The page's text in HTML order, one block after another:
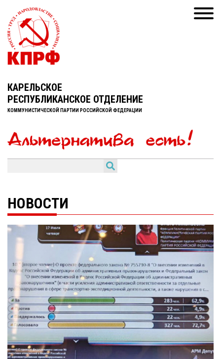
КАРЕЛЬСКОЕ
РЕСПУБЛИКАНСКОЕ ОТДЕЛЕНИЕ
КОММУНИСТИЧЕСКОЙ ПАРТИИ РОССИЙСКОЙ ФЕДЕРАЦИИ
НОВОСТИ